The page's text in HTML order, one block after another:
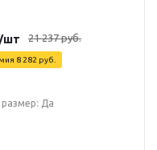
/шт 21 237руб.
8 282 руб.
Да